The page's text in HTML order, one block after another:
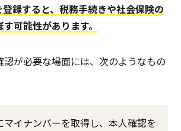
録すると、税務手続きや社会保険の
可能性があります。
認が必要な場面には、次のようなもの
マイナンバーを取得し、本人確認を